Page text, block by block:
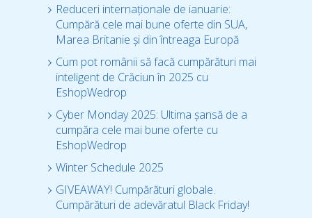
Reduceri internaționale de ianuarie:
Cumpără cele mai bune oferte din SUA,
Marea Britanie și din întreaga Europă
Cum pot românii să facă cumpărături mai
inteligent de Crăciun în 2025 cu
EshopWedrop
Cyber Monday 2025: Ultima șansă de a
cumpăra cele mai bune oferte cu
EshopWedrop
Winter Schedule 2025
GIVEAWAY! Cumpărături globale.
Cumpărături de adevăratul Black Friday!